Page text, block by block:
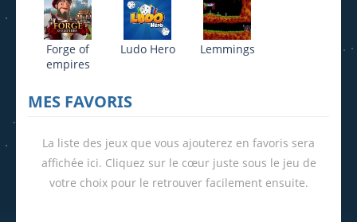
Forge of
empires
Ludo Hero Lemmings
MES FAVORIS
La liste des jeux que vous ajouterez en favoris sera
affichée ici. Cliquez sur le cœur juste sous le jeu de
votre choix pour le retrouver facilement ensuite.